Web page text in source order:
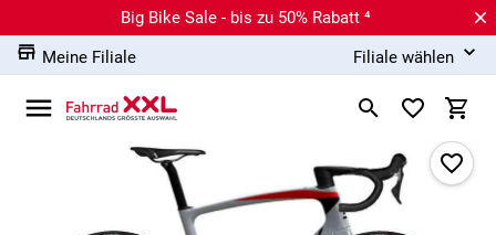
Big Bike Sale - bis zu 50% Rabatt ⁴
Meine Filiale
Filiale wählen